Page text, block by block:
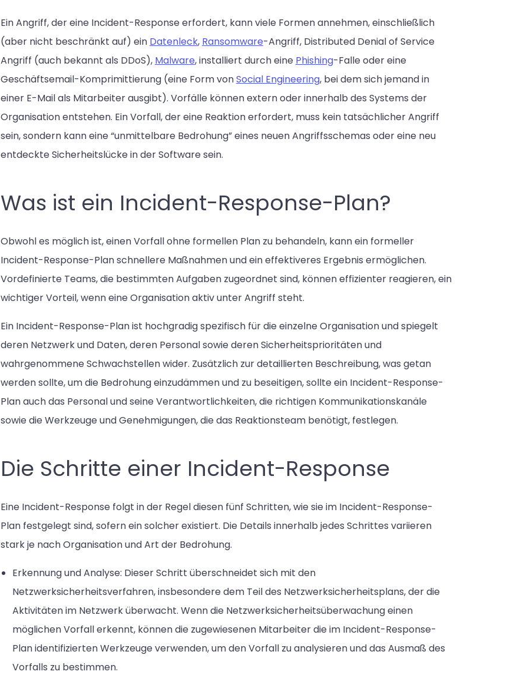
Ein Angriff, der eine Incident-Response erfordert, kann viele Formen annehmen, einschließlich
(aber nicht beschränkt auf) ein Datenleck, Ransomware-Angriff, Distributed Denial of Service
Angriff (auch bekannt als DDoS), Malware, installiert durch eine Phishing-Falle oder eine
Geschäftsemail-Komprimittierung (eine Form vonSocial Engineering, bei dem sich jemand in
einer E-Mail als Mitarbeiter ausgibt). Vorfälle können extern oder innerhalb des Systems der
Organisation entstehen. Ein Vorfall, der eine Reaktion erfordert, muss kein tatsächlicher Angriff
sein, sondern kann eine “unmittelbare Bedrohung” eines neuen Angriffsschemas oder eine neu
entdeckte Sicherheitslücke in der Software sein.
Was ist ein Incident-Response-Plan?
Obwohl es möglich ist, einen Vorfall ohne formellen Plan zu behandeln, kann ein formeller
Incident-Response-Plan schnellere Maßnahmen und ein effektiveres Ergebnis ermöglichen.
Vordefinierte Teams, die bestimmten Aufgaben zugeordnet sind, können effizienter reagieren, ein
wichtiger Vorteil, wenn eine Organisation aktiv unter Angriff steht.
Ein Incident-Response-Plan ist hochgradig spezifisch für die einzelne Organisation und spiegelt
deren Netzwerk und Daten, deren Personal sowie deren Sicherheitsprioritäten und
wahrgenommene Schwachstellen wider. Zusätzlich zur detaillierten Beschreibung, was getan
werden sollte, um die Bedrohung einzudämmen und zu beseitigen, sollte ein Incident-Response-
Plan auch das Personal und seine Verantwortlichkeiten, die richtigen Kommunikationskanäle
sowie die Werkzeuge und Genehmigungen, die das Reaktionsteam benötigt, festlegen.
Die Schritte einer Incident-Response
Eine Incident-Response folgt in der Regel diesen fünf Schritten, wie sie im Incident-Response-
Plan festgelegt sind, sofern ein solcher existiert. Die Details innerhalb jedes Schrittes variieren
stark je nach Organisation und Art der Bedrohung.
Erkennung und Analyse: Dieser Schritt überschneidet sich mit den
Netzwerksicherheitsverfahren, insbesondere dem Teil des Netzwerksicherheitsplans, der die
Aktivitäten im Netzwerk überwacht. Wenn die Netzwerksicherheitsüberwachung einen
möglichen Vorfall erkennt, können die zugewiesenen Mitarbeiter die im Incident-Response-
Plan identifizierten Werkzeuge verwenden, um den Vorfall zu analysieren und das Ausmaß des
Vorfalls zu bestimmen.